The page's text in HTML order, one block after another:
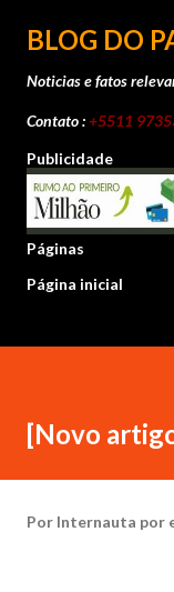
Pular
BLOG DO
Noticias e fatos
Contato :+5511
Publicidade
Páginas
Página inicial
[Novo
Por Internauta por